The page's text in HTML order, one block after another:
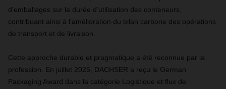
d’emballages sur la durée d’utilisation des conteneurs,
contribuant ainsi à l’amélioration du bilan carbone des opérations
de transport et de livraison.
Cette approche durable et pragmatique a été reconnue par la
profession. En juillet 2025, DACHSER a reçu le German
Packaging Award dans la catégorie Logistique et flux de